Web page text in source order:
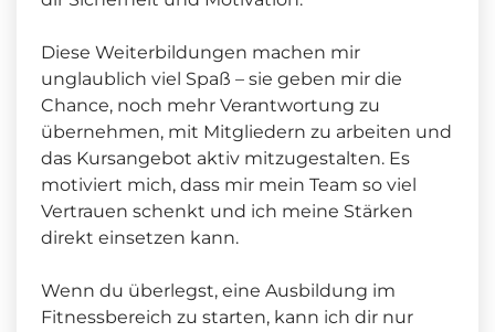
Diese Weiterbildungen machen mir
unglaublich viel Spaß – sie geben mir die
Chance, noch mehr Verantwortung zu
übernehmen, mit Mitgliedern zu arbeiten und
das Kursangebot aktiv mitzugestalten. Es
motiviert mich, dass mir mein Team so viel
Vertrauen schenkt und ich meine Stärken
direkt einsetzen kann.
Wenn du überlegst, eine Ausbildung im
Fitnessbereich zu starten, kann ich dir nur